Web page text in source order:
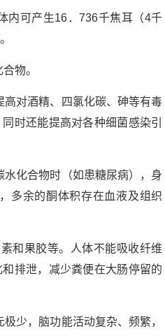
内可产生16．736千焦耳（4千
物。
对酒精、四氯化碳、砷等有毒
时还能提高对各种细菌感染引
化合物时（如患糖尿病），身
多余的酮体积存在血液及组织
和果胶等。人体不能吸收纤维
排泄，减少粪便在大肠停留的
少，脑功能活动复杂、频繁，